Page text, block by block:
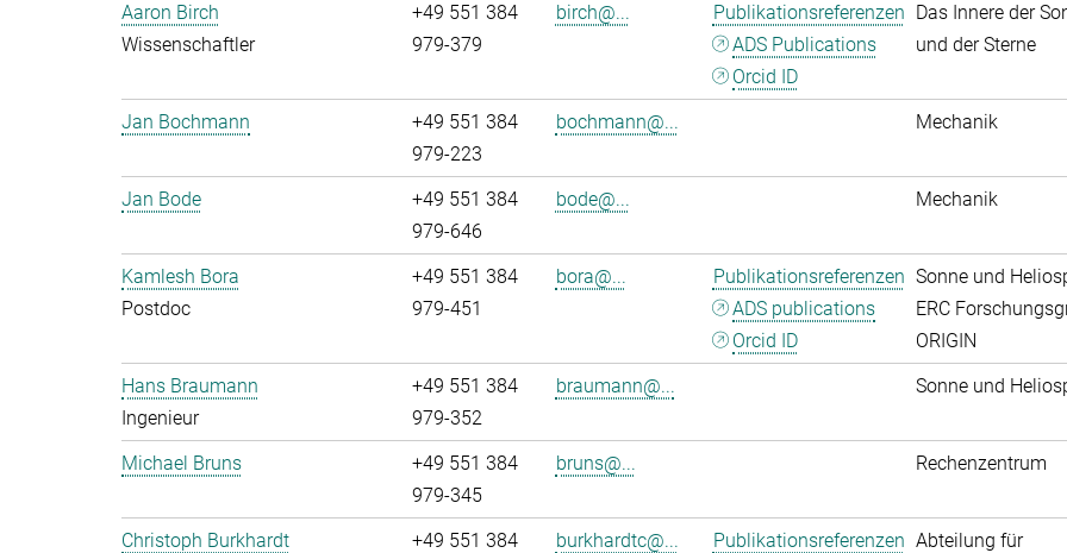
Aaron Birch
Wissenschaftler
+49 551 384
979-379
birch@...
Publikationsreferenzen
ADS Publications
Orcid ID
Das Innere der
und der Sterne
Jan Bochmann
+49 551 384
979-223
bochmann@... Mechanik
Jan Bode
+49 551 384
979-646
bode@... Mechanik
Kamlesh Bora
Postdoc
+49 551 384
979-451
bora@...
Publikationsreferenzen
ADS publications
Orcid ID
Sonne und
ERC
ORIGIN
Hans Braumann
Ingenieur
+49 551 384
979-352
braumann@... Sonne und
Michael Bruns
+49 551 384
979-345
bruns@... Rechenzentrum
Christoph Burkhardt
+49 551 384
burkhardtc@...
Publikationsreferenzen Abteilung für